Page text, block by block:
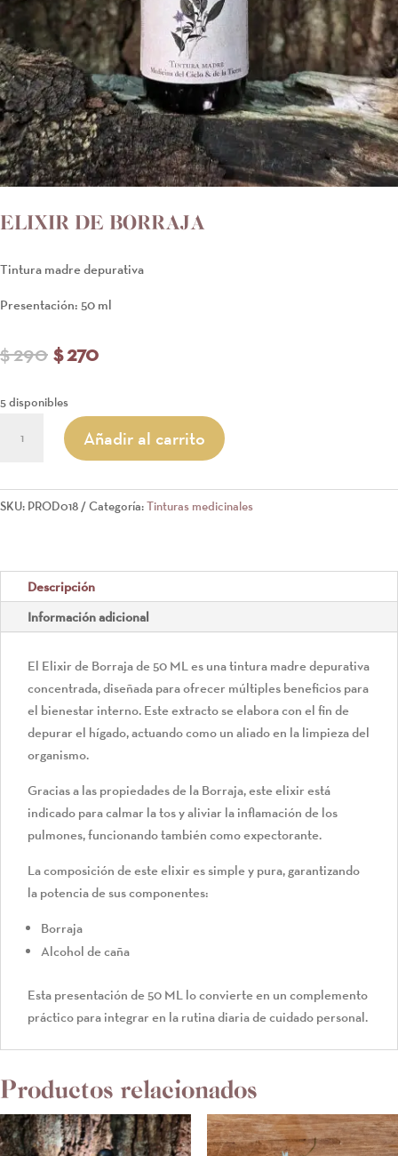
ELIXIR DE BORRAJA
Tintura madre depurativa
Presentación: 50 ml
$290 El
original
era:
$ 290.
$270El
es:
$ 270.
5 disponibles
cantidad
Añadir al carrito
SKU: PROD018 Categoría:Tinturas medicinales
Descripción
Información adicional
El Elixir de Borraja de 50 ML es una tintura madre depurativa
concentrada, diseñada para ofrecer múltiples beneficios para
el bienestar interno. Este extracto se elabora con el fin de
depurar el hígado, actuando como un aliado en la limpieza del
organismo.
Gracias a las propiedades de la Borraja, este elixir está
indicado para calmar la tos y aliviar la inflamación de los
pulmones, funcionando también como expectorante.
La composición de este elixir es simple y pura, garantizando
la potencia de sus componentes:
Borraja
Alcohol de caña
Esta presentación de 50 ML lo convierte en un complemento
práctico para integrar en la rutina diaria de cuidado personal.
Productos relacionados